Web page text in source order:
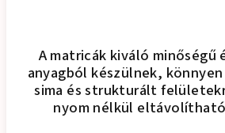
A matricák kiváló
anyagból készülnek,
sima és strukturált
nyom nélkül